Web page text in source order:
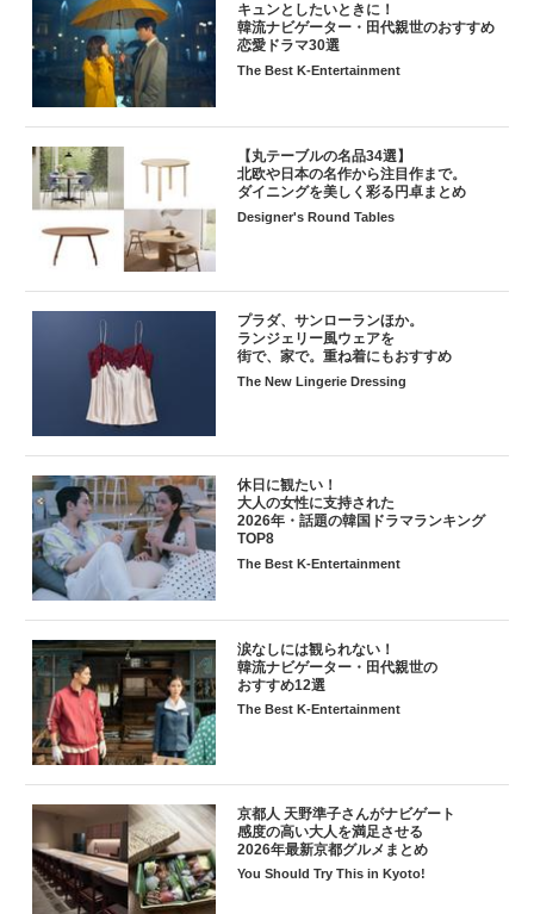
キュンとしたいときに！
韓流ナビゲーター・田代親世のおすすめ
恋愛ドラマ30選
The Best K-Entertainment
【丸テーブルの名品34選】
北欧や日本の名作から注目作まで。
ダイニングを美しく彩る円卓まとめ
Designer's Round Tables
プラダ、サンローランほか。
ランジェリー風ウェアを
街で、家で。重ね着にもおすすめ
The New Lingerie Dressing
休日に観たい！
大人の女性に支持された
2026年・話題の韓国ドラマランキング
TOP8
The Best K-Entertainment
涙なしには観られない！
韓流ナビゲーター・田代親世の
おすすめ12選
The Best K-Entertainment
京都人 天野準子さんがナビゲート
感度の高い大人を満足させる
2026年最新京都グルメまとめ
You Should Try This in Kyoto!